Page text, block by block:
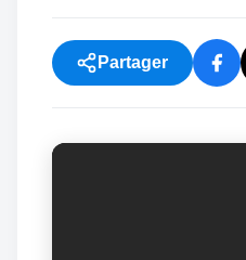
Partager